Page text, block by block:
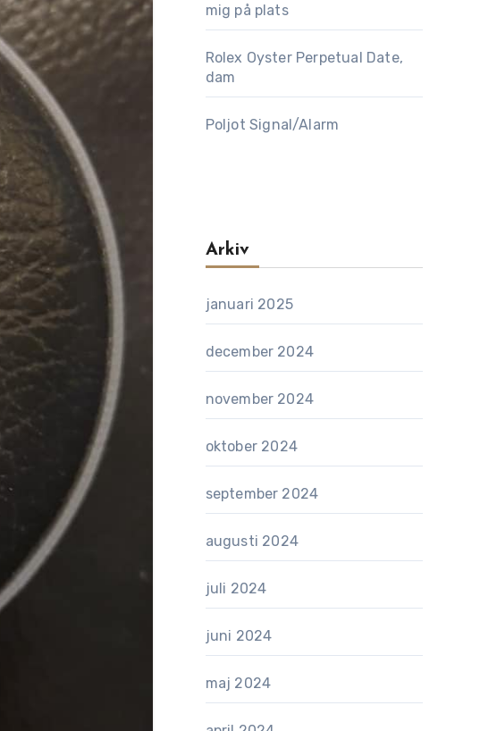
mig på plats
Rolex Oyster Perpetual Date,
dam
Poljot Signal/Alarm
Arkiv
januari 2025
december 2024
november 2024
oktober 2024
september 2024
augusti 2024
juli 2024
juni 2024
maj 2024